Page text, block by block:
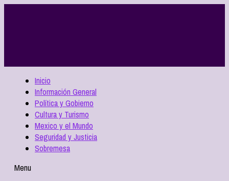
Inicio
Información General
Política y Gobierno
Cultura y Turismo
Mexico y el Mundo
Seguridad y Justicia
Sobremesa
Menu